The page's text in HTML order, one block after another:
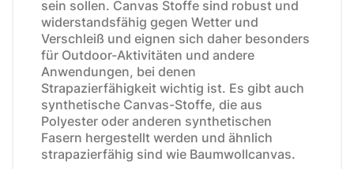
sein sollen. Canvas Stoffe sind robust und
widerstandsfähig gegen Wetter und
Verschleiß und eignen sich daher besonders
für Outdoor-Aktivitäten und andere
Anwendungen, bei denen
Strapazierfähigkeit wichtig ist. Es gibt auch
synthetische Canvas-Stoffe, die aus
Polyester oder anderen synthetischen
Fasern hergestellt werden und ähnlich
strapazierfähig sind wie Baumwollcanvas.